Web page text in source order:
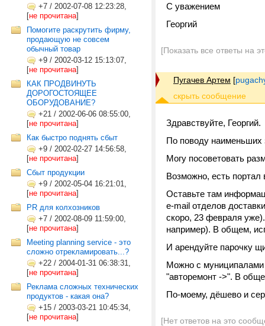
+7 / 2002-07-08 12:23:28,
[не прочитана]
Помогите раскрутить фирму,
продающую не совсем
обычный товар
+9 / 2002-03-12 15:13:07,
[не прочитана]
КАК ПРОДВИНУТЬ
ДОРОГОСТОЯЩЕЕ
ОБОРУДОВАНИЕ?
+21 / 2002-06-06 08:55:00,
[не прочитана]
Как быстро поднять сбыт
+9 / 2002-02-27 14:56:58,
[не прочитана]
Сбыт продукции
+9 / 2002-05-04 16:21:01,
[не прочитана]
PR для колхозников
+7 / 2002-08-09 11:59:00,
[не прочитана]
Meeting planning service - это
сложно отрекламировать...?
+22 / 2004-01-31 06:38:31,
[не прочитана]
Реклама сложных технических
продуктов - какая она?
+15 / 2003-03-21 10:45:34,
[не прочитана]
С уважением
Георгий
[Показать все ответы на
Пугачев Артем [
Здравствуйте, Георгий.
По поводу наименьших
Могу посоветовать
Возможно, есть портал
Оставьте там
e-mail отделов
скоро, 23 февраля
например). В общем,
И арендуйте парочку
Можно с муниципалами
"авторемонт ->". В
По-моему, дёшево и
[Нет ответов на это